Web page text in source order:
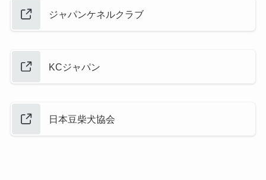
ジャパンケネルクラブ
KCジャパン
日本豆柴犬協会